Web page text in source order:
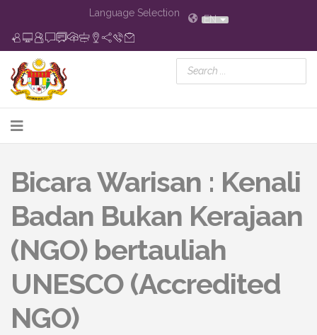
Language Selection
EN
Bicara Warisan : Kenali
Badan Bukan Kerajaan
(NGO) bertauliah
UNESCO (Accredited
NGO)